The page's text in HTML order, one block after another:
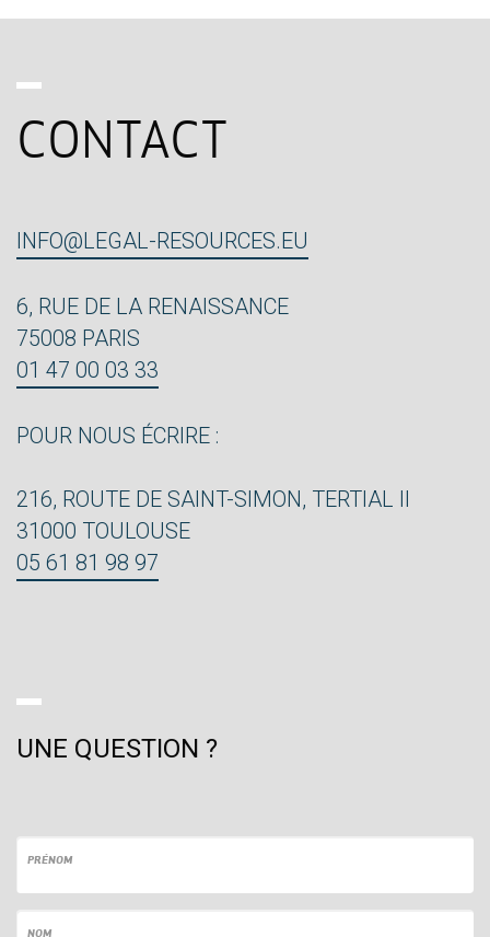
CONTACT
INFO@LEGAL-RESOURCES.EU
6, RUE DE LA RENAISSANCE
75008 PARIS
01 47 00 03 33
POUR NOUS ÉCRIRE :
216, ROUTE DE SAINT-SIMON, TERTIAL II
31000 TOULOUSE
05 61 81 98 97
UNE QUESTION ?
PRÉNOM